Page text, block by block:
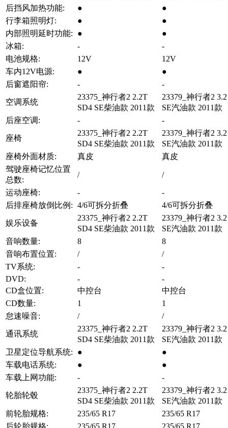
后挡风加热功能:
●
●
行李箱照明灯:
●
●
内部照明延时功能:
●
●
冰箱:
-
-
电池规格:
12V
12V
车内12V电源:
●
●
后窗遮阳帘:
- -
空调系统
23375_神行者2 2.2T
SD4 SE柴油款 2011款
23379_神行者2
SE汽油款 2011款
后座空调:
- -
座椅
23375_神行者2 2.2T
SD4 SE柴油款 2011款
23379_神行者2
SE汽油款 2011款
座椅外面材质:
真皮
真皮
驾驶座椅记忆位置
总数:
/ /
运动座椅: -
-
后排座椅放倒比例: 4/6可拆分折叠 4/6可拆分折叠
娱乐设备
23375_神行者2 2.2T
SD4 SE柴油款 2011款
23379_神行者2
SE汽油款 2011款
音响数量:
8
8
音响布置位置:
/
/
TV系统:
-
-
DVD:
-
-
CD盒位置:
中控台
中控台
CD数量:
1
1
怠速噪音:
/ /
通讯系统
23375_神行者2 2.2T
SD4 SE柴油款 2011款
23379_神行者2
SE汽油款 2011款
卫星定位导航系统:
●
●
车载电话系统:
●
●
车载上网功能:
- -
轮胎轮毂
23375_神行者2 2.2T
SD4 SE柴油款 2011款
23379_神行者2
SE汽油款 2011款
前轮胎规格:
235/65 R17
235/65 R17
后轮胎规格:
235/65 R17 235/65 R17